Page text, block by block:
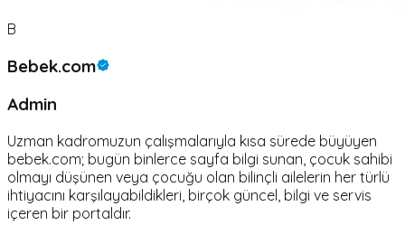
B
Bebek.com
Admin
Uzman kadromuzun çalışmalarıyla kısa sürede büyüyen
bebek.com; bugün binlerce sayfa bilgi sunan, çocuk sahibi
olmayı düşünen veya çocuğu olan bilinçli ailelerin her türlü
ihtiyacını karşılayabildikleri, birçok güncel, bilgi ve servis
içeren bir portaldır.